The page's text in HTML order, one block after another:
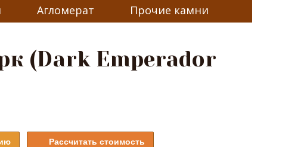
Агломерат Прочие камни
(Dark Emperador
Рассчитать стоимость